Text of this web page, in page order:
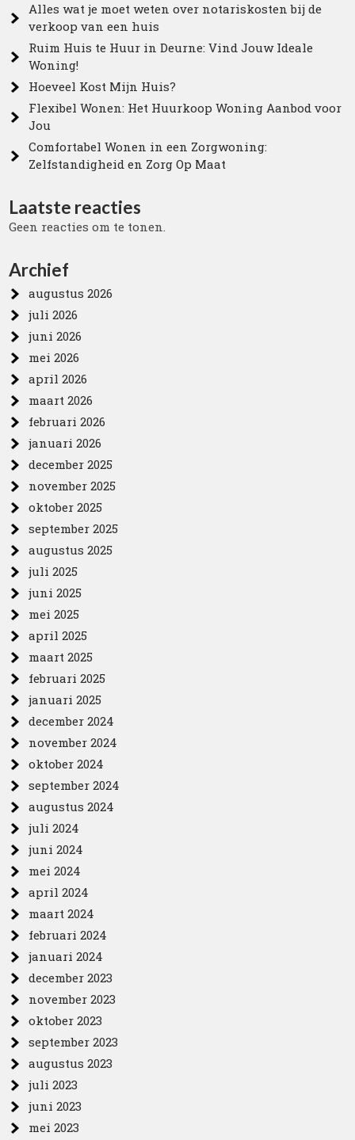
Alles wat je moet weten over notariskosten bij de
verkoop van een huis
Ruim Huis te Huur in Deurne: Vind Jouw Ideale
Woning!
Hoeveel Kost Mijn Huis?
Flexibel Wonen: Het Huurkoop Woning Aanbod voor
Jou
Comfortabel Wonen in een Zorgwoning:
Zelfstandigheid en Zorg Op Maat
Laatste reacties
Geen reacties om te tonen.
Archief
augustus 2026
juli 2026
juni 2026
mei 2026
april 2026
maart 2026
februari 2026
januari 2026
december 2025
november 2025
oktober 2025
september 2025
augustus 2025
juli 2025
juni 2025
mei 2025
april 2025
maart 2025
februari 2025
januari 2025
december 2024
november 2024
oktober 2024
september 2024
augustus 2024
juli 2024
juni 2024
mei 2024
april 2024
maart 2024
februari 2024
januari 2024
december 2023
november 2023
oktober 2023
september 2023
augustus 2023
juli 2023
juni 2023
mei 2023